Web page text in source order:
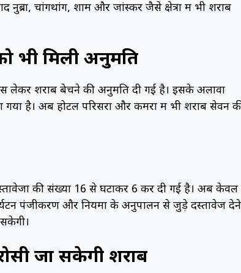
चांगथांग, शाम और जांस्कर जैसे क्षेत्रों में भी शराब
भी मिली अनुमति
लेकर शराब बेचने की अनुमति दी गई है। इसके अलावा
गया है। अब होटल परिसरों और कमरों में भी शराब सेवन
की संख्या 16 से घटाकर 6 कर दी गई है। अब केवल
पंजीकरण और नियमों के अनुपालन से जुड़े दस्तावेज देने
जा सकेगी शराब